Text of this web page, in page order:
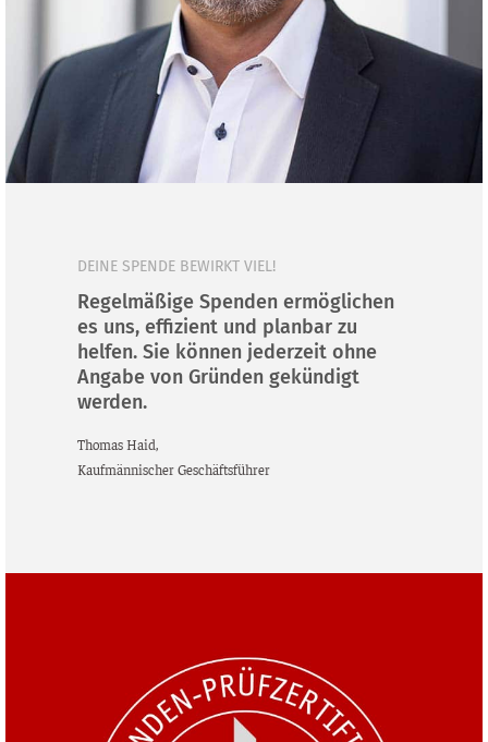
DEINE SPENDE BEWIRKT VIEL!
Regelmäßige Spenden ermöglichen
es uns, effizient und planbar zu
helfen. Sie können jederzeit ohne
Angabe von Gründen gekündigt
werden.
Tho­mas Haid,
Kauf­män­ni­scher Geschäftsführer